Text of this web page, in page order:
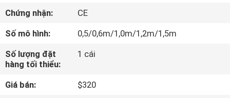
VỀ
CHÚNG
TÔI
Chứng nhận:
CE
Số mô hình:
0,5/0,6m/1,0m/1,2m/1,5m
Số lượng đặt
hàng tối thiểu:
1 cái
Giá bán:
$320